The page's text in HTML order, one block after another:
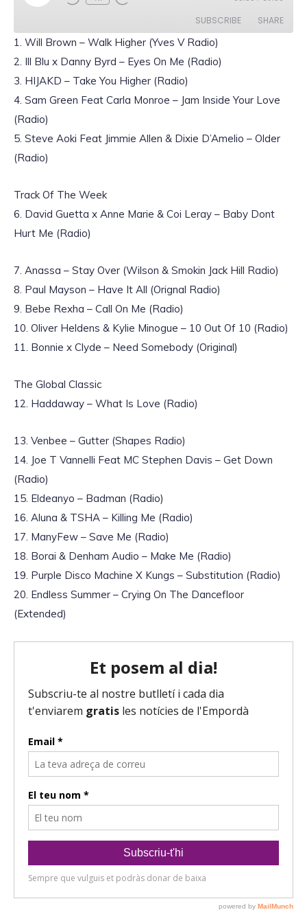
l
E
p
i
s
o
d
e
SUBSCRIBE SHARE
SHARE
LINK
EMBED
1. Will Brown – Walk Higher (Yves V Radio)
2. Ill Blu x Danny Byrd – Eyes On Me (Radio)
3. HIJAKD – Take You Higher (Radio)
4. Sam Green Feat Carla Monroe – Jam Inside Your Love
(Radio)
5. Steve Aoki Feat Jimmie Allen & Dixie D’Amelio – Older
(Radio)
Track Of The Week
6. David Guetta x Anne Marie & Coi Leray – Baby Dont
Hurt Me (Radio)
7. Anassa – Stay Over (Wilson & Smokin Jack Hill Radio)
8. Paul Mayson – Have It All (Orignal Radio)
9. Bebe Rexha – Call On Me (Radio)
10. Oliver Heldens & Kylie Minogue – 10 Out Of 10 (Radio)
11. Bonnie x Clyde – Need Somebody (Original)
The Global Classic
12. Haddaway – What Is Love (Radio)
13. Venbee – Gutter (Shapes Radio)
14. Joe T Vannelli Feat MC Stephen Davis – Get Down
(Radio)
15. Eldeanyo – Badman (Radio)
16. Aluna & TSHA – Killing Me (Radio)
17. ManyFew – Save Me (Radio)
18. Borai & Denham Audio – Make Me (Radio)
19. Purple Disco Machine X Kungs – Substitution (Radio)
20. Endless Summer – Crying On The Dancefloor
(Extended)